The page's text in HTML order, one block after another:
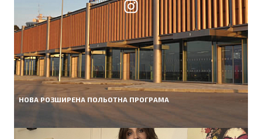
НОВА РОЗШИРЕНА ПОЛЬОТНА ПРОГРАМА